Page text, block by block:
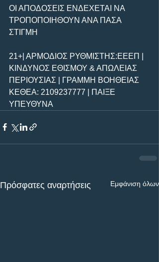
ΟΙ ΑΠΟΔΟΣΕΙΣ ΕΝΔΕΧΕΤΑΙ ΝΑ
ΤΡΟΠΟΠΟΙΗΘΟΥΝ ΑΝΑ ΠΑΣΑ
ΣΤΙΓΜΗ
21+| ΑΡΜΟΔΙΟΣ ΡΥΘΜΙΣΤΗΣ:ΕΕΕΠ |
ΚΙΝΔΥΝΟΣ ΕΘΙΣΜΟΥ & ΑΠΩΛΕΙΑΣ
ΠΕΡΙΟΥΣΙΑΣ | ΓΡΑΜΜΗ ΒΟΗΘΕΙΑΣ
ΚΕΘΕΑ: 2109237777 | ΠΑΙΞΕ
ΥΠΕΥΘΥΝΑ
Πρόσφατες αναρτήσεις Εμφάνιση όλων